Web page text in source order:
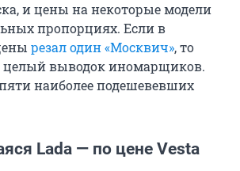
и цены на некоторые модели
пропорциях. Если в
резал один «Москвич», то
целый выводок иномарщиков.
наиболее подешевевших
Lada — по цене Vesta